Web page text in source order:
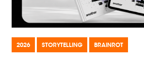
2026 STORYTELLING BRAINROT